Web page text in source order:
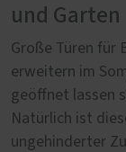
und Garten
Große Türen für
erweitern im
geöffnet lassen
Natürlich ist
ungehinderter